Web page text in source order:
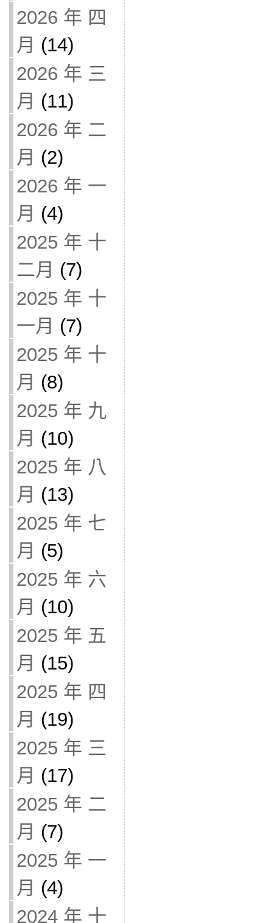
2026 年 四
月 (14)
2026 年 三
月 (11)
2026 年 二
月 (2)
2026 年 一
月 (4)
2025 年 十
二月 (7)
2025 年 十
一月 (7)
2025 年 十
月 (8)
2025 年 九
月 (10)
2025 年 八
月 (13)
2025 年 七
月 (5)
2025 年 六
月 (10)
2025 年 五
月 (15)
2025 年 四
月 (19)
2025 年 三
月 (17)
2025 年 二
月 (7)
2025 年 一
月 (4)
2024 年 十